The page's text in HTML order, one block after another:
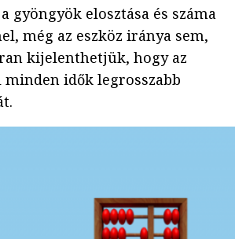
gyöngyök elosztása és száma
még az eszköz iránya sem,
kijelenthetjük, hogy az
idők legrosszabb